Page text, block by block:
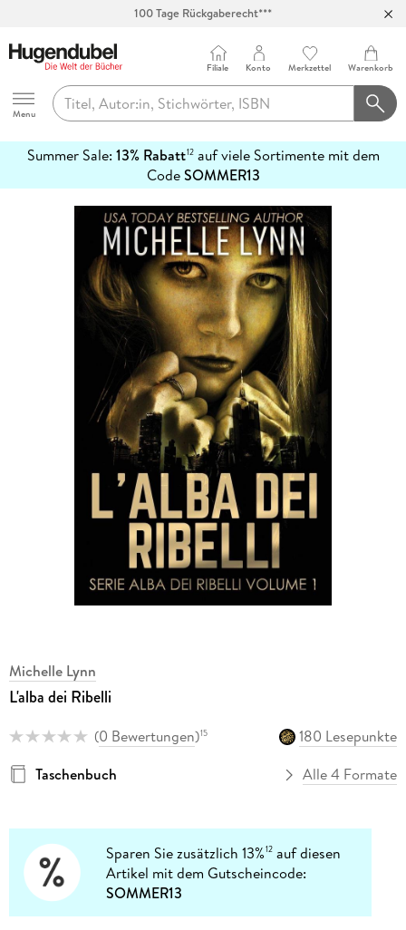
Hugendubel
Menu
Filiale Konto Merkzettel Warenkorb
Summer Sale: 13% Rabatt12auf viele Sortimente mit dem
CodeSOMMER13
erfahren
Michelle Lynn
L'alba dei Ribelli
(0 Bewertungen)15
180 Lesepunkte
Taschenbuch
Alle 4 Formate
Sparen Sie zusätzlich 13%12 auf diesen
Artikel mit dem Gutscheincode:
SOMMER13